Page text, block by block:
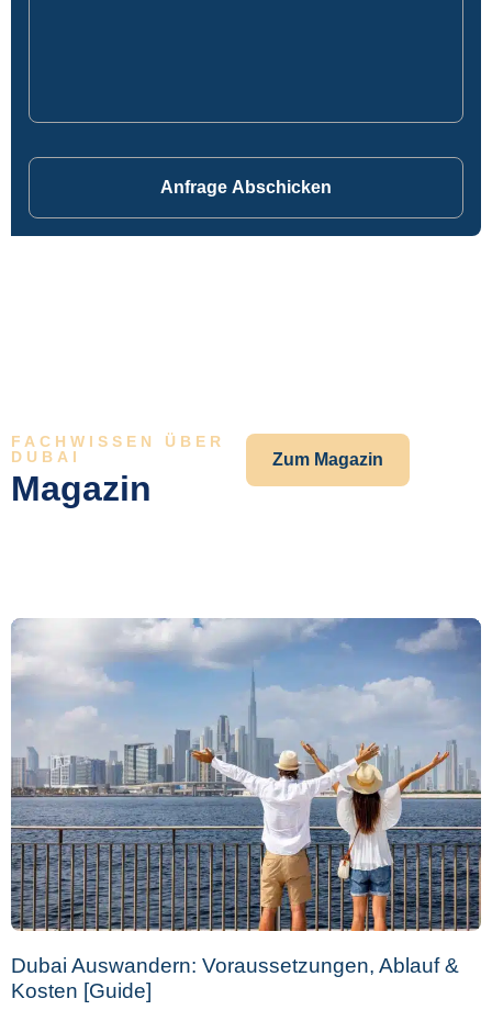
Anfrage Abschicken
FACHWISSEN ÜBER
DUBAI
Magazin
Zum Magazin
Dubai Auswandern: Voraussetzungen, Ablauf &
Kosten [Guide]